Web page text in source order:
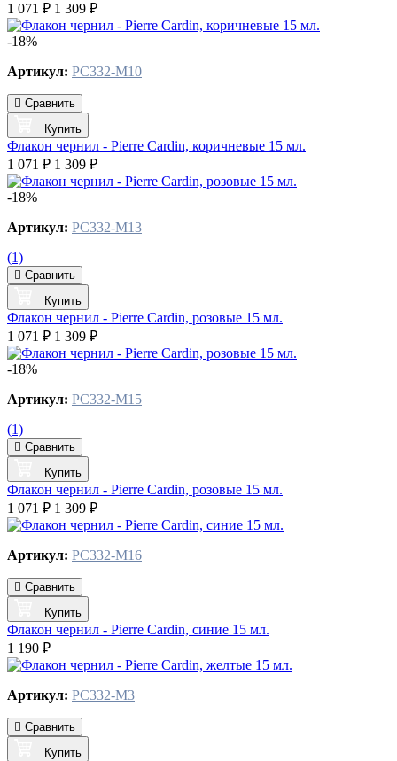
1 071 ₽ 1 309 ₽
-18%
Артикул: PC332-M10
Сравнить
Купить
Флакон чернил - Pierre Cardin, коричневые 15 мл.
1 071 ₽ 1 309 ₽
-18%
Артикул: PC332-M13
(1)
Сравнить
Купить
Флакон чернил - Pierre Cardin, розовые 15 мл.
1 071 ₽ 1 309 ₽
-18%
Артикул: PC332-M15
(1)
Сравнить
Купить
Флакон чернил - Pierre Cardin, розовые 15 мл.
1 071 ₽ 1 309 ₽
Артикул: PC332-M16
Сравнить
Купить
Флакон чернил - Pierre Cardin, синие 15 мл.
1 190 ₽
Артикул: PC332-M3
Сравнить
Купить